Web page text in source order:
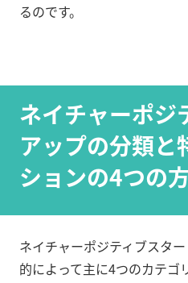
るのです。
ネイチャーポジ
アップの分類と
ションの4つの
ネイチャーポジティブスタ
的によって主に4つのカテゴ